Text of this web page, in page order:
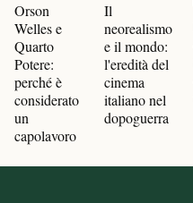
Orson
Welles e
Quarto
Potere:
perché è
considerato
un
capolavoro
Il
neorealismo
e il mondo:
l'eredità del
cinema
italiano nel
dopoguerra